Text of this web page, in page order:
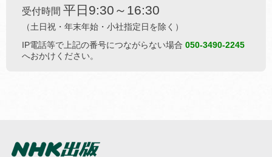
受付時間 平日9:30～16:30
（土日祝・年末年始・小社指定日を除く）
IP電話等で上記の番号につながらない場合 050-3490-2245
へおかけください。